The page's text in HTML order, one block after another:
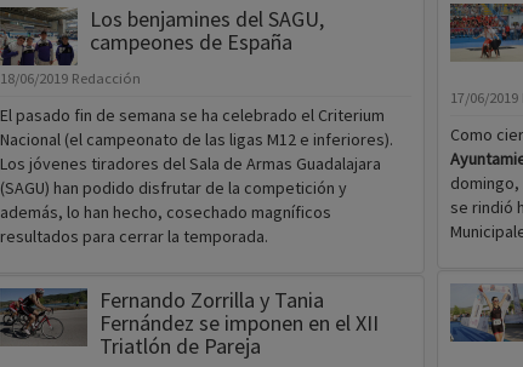
Los benjamines del SAGU,
campeones de España
18/06/2019 Redacción
El pasado fin de semana se ha celebrado el Criterium
Nacional (el campeonato de las ligas M12 e inferiores).
Los jóvenes tiradores del Sala de Armas Guadalajara
(SAGU) han podido disfrutar de la competición y
además, lo han hecho, cosechado magníficos
resultados para cerrar la temporada.
Fernando Zorrilla y Tania
Fernández se imponen en el XII
Triatlón de Pareja
17/06/2019
Como
domingo,
se rindió